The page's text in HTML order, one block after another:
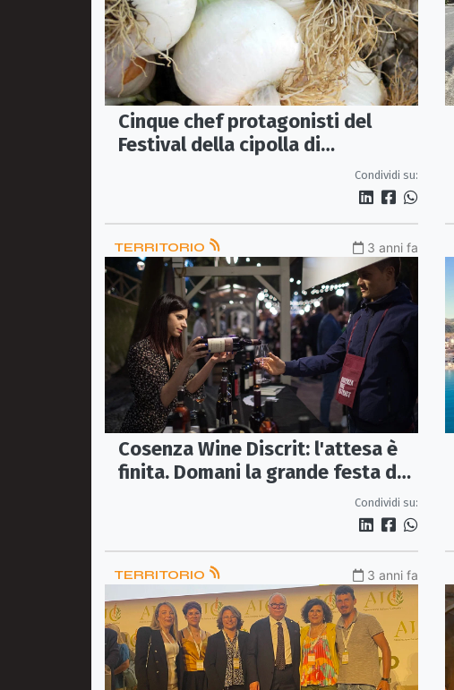
Cinque chef protagonisti del
Festival della cipolla di
Condividi su:
TERRITORIO 3 anni fa
Cosenza Wine Discrit: l'attesa è
finita. Domani la grande festa del
Condividi su:
TERRITORIO 3 anni fa